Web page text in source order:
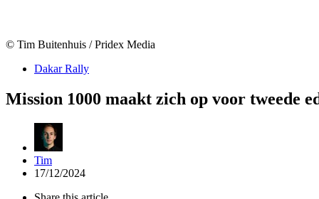
© Tim Buitenhuis / Pridex Media
CategoriesDakar Rally
Mission 1000 maakt zich op voor tweede
Posted
by
Tim
17/12/2024